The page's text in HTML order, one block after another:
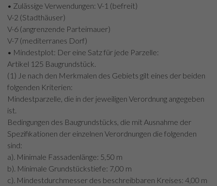
• Zulässige Verwendungen: V-1 (befreit)
V-2 (Stadthäuser)
V-6 (angrenzende Parteimauer)
V-7 (mediterranes Dorf)
• Mindestplot: Der eine Satz für jede Parzelle:
Artikel 125 Baugrundstück.
(1) Je nach den Merkmalen des Gebiets gilt eines der beiden
folgenden Kriterien:
Mindestparzelle, die in der jeweiligen Verordnung angegeben
ist.
Bedingungen des Baugrundstücks, die mit Ausnahme der
Spezifikationen der einzelnen Verordnungen die folgenden
sind:
a). Minimale Fassadenlänge: 5,50 m
b). Minimale Grundstückstiefe: 7,00 m
c). Mindestdurchmesser des beschreibbaren Kreises: 4,00 m